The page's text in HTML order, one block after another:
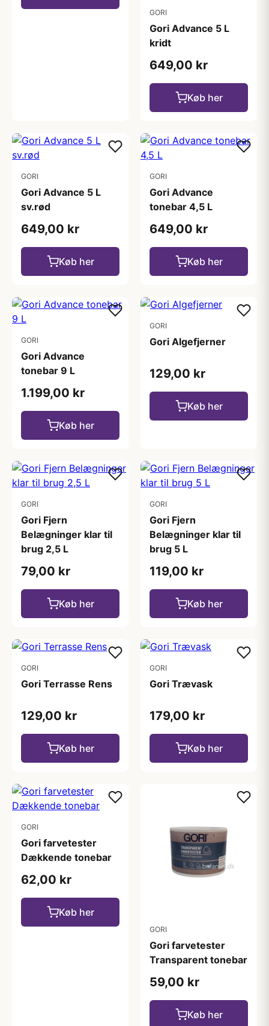
GORI
Gori Advance 5 L
kridt
649,00 kr
Køb her
GORI
Gori Advance 5 L
sv.rød
649,00 kr
Køb her
GORI
Gori Advance
tonebar 4,5 L
649,00 kr
Køb her
GORI
Gori Advance
tonebar 9 L
1.199,00 kr
Køb her
GORI
Gori Algefjerner
129,00 kr
Køb her
GORI
Gori Fjern
Belægninger klar til
brug 2,5 L
79,00 kr
Køb her
GORI
Gori Fjern
Belægninger klar til
brug 5 L
119,00 kr
Køb her
GORI
Gori Terrasse Rens
129,00 kr
Køb her
GORI
Gori Trævask
179,00 kr
Køb her
GORI
Gori farvetester
Dækkende tonebar
62,00 kr
Køb her
GORI
Gori farvetester
Transparent tonebar
59,00 kr
Køb her